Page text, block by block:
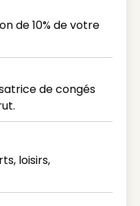
de 10% de votre
de congés
loisirs,